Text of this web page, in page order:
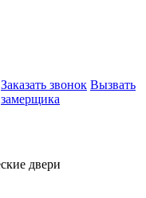
Заказать звонок Вызвать
замерщика